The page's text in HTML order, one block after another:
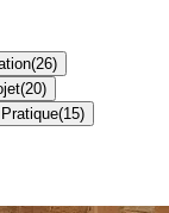
(26)
(20)
(15)